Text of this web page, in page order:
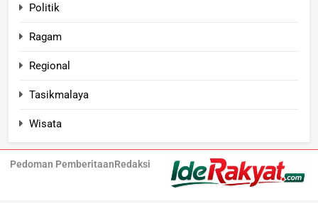
Politik
Ragam
Regional
Tasikmalaya
Wisata
Pedoman PemberitaanRedaksi